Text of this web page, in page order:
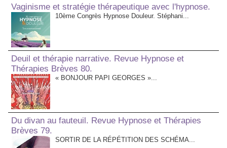
Vaginisme et stratégie thérapeutique avec l'hypnose.
10ème Congrès Hypnose Douleur. Stéphani...
Deuil et thérapie narrative. Revue Hypnose et
Thérapies Brèves 80.
« BONJOUR PAPI GEORGES »...
Du divan au fauteuil. Revue Hypnose et Thérapies
Brèves 79.
SORTIR DE LA RÉPÉTITION DES SCHÉMA...